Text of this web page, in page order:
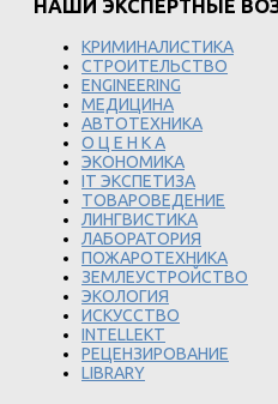
НАШИ ЭКСПЕРТНЫЕ
КРИМИНАЛИСТИКА
СТРОИТЕЛЬСТВО
ENGINEERING
МЕДИЦИНА
АВТОТЕХНИКА
О Ц Е Н К А
ЭКОНОМИКА
IT ЭКСПЕТИЗА
ТОВАРОВЕДЕНИЕ
ЛИНГВИСТИКА
ЛАБОРАТОРИЯ
ПОЖАРОТЕХНИКА
ЗЕМЛЕУСТРОЙСТВО
ЭКОЛОГИЯ
ИСКУССТВО
INTELLEKT
РЕЦЕНЗИРОВАНИЕ
LIBRARY